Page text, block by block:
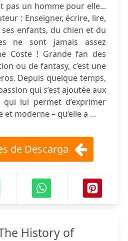
pas un homme pour elle...
: Enseigner, écrire, lire,
ses enfants, du chien et du
ne sont jamais assez
Coste ! Grande fan des
ou de fantasy, c’est une
Depuis quelque temps,
qui s’est ajoutée aux
lui permet d’exprimer
moderne – qu’elle a ...
de Descarga
History of